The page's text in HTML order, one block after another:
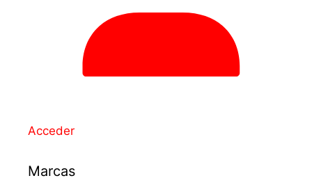
Acceder
Marcas